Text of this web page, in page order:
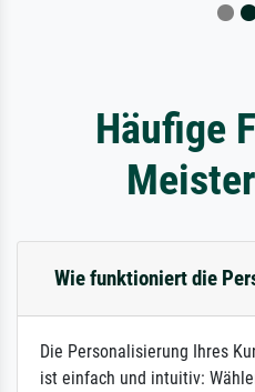
Häufige
Wie funktioniert die
Die Personalisierung Ihres
ist einfach und intuitiv: